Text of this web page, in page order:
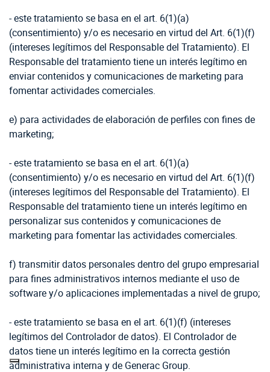
- este tratamiento se basa en el art. 6(1)(a)
(consentimiento) y/o es necesario en virtud del Art. 6(1)(f)
(intereses legítimos del Responsable del Tratamiento). El
Responsable del tratamiento tiene un interés legítimo en
enviar contenidos y comunicaciones de marketing para
fomentar actividades comerciales.
e) para actividades de elaboración de perfiles con fines de
marketing;
- este tratamiento se basa en el art. 6(1)(a)
(consentimiento) y/o es necesario en virtud del Art. 6(1)(f)
(intereses legítimos del Responsable del Tratamiento). El
Responsable del tratamiento tiene un interés legítimo en
personalizar sus contenidos y comunicaciones de
marketing para fomentar las actividades comerciales.
f) transmitir datos personales dentro del grupo empresarial
para fines administrativos internos mediante el uso de
software y/o aplicaciones implementadas a nivel de grupo;
- este tratamiento se basa en el art. 6(1)(f) (intereses
legítimos del Controlador de datos). El Controlador de
datos tiene un interés legítimo en la correcta gestión
administrativa interna y de Generac Group.